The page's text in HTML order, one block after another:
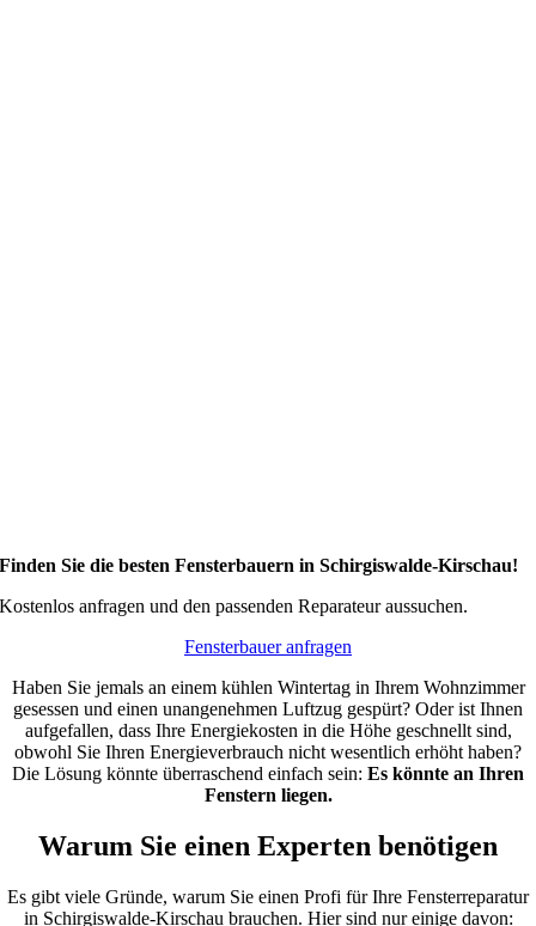
Finden Sie die besten Fensterbauern in Schirgiswalde-Kirschau!
Kostenlos anfragen und den passenden Reparateur aussuchen.
Fensterbauer anfragen
Haben Sie jemals an einem kühlen Wintertag in Ihrem Wohnzimmer
gesessen und einen unangenehmen Luftzug gespürt? Oder ist Ihnen
aufgefallen, dass Ihre Energiekosten in die Höhe geschnellt sind,
obwohl Sie Ihren Energieverbrauch nicht wesentlich erhöht haben?
Die Lösung könnte überraschend einfach sein: Es könnte an Ihren
Fenstern liegen.
Warum Sie einen Experten benötigen
Es gibt viele Gründe, warum Sie einen Profi für Ihre Fensterreparatur
in Schirgiswalde-Kirschau brauchen. Hier sind nur einige davon: